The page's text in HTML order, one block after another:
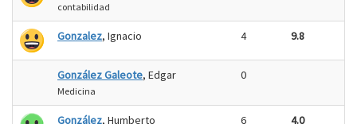
contabilidad
Gonzalez, Ignacio 4 9.8
González Galeote, Edgar
Medicina
0
González, Humberto 6 4.0